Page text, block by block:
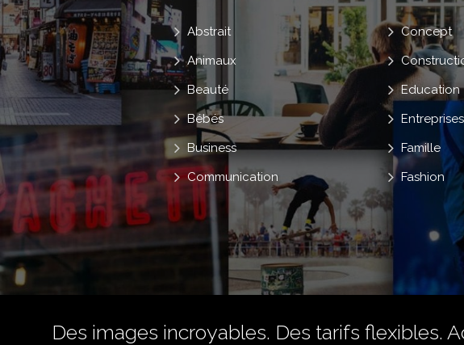
Abstrait
Animaux
Beauté
Bébés
Business
Communication
Concept
Education
Entreprises
Famille
Fashion
Des images incroyables. Des tarifs flexibles.